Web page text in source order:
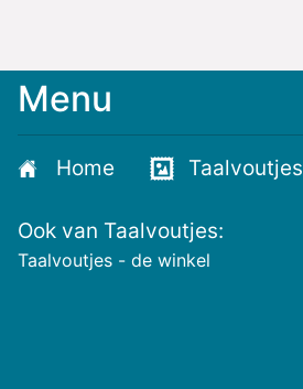
Meld
voor
nieuwste
voutjes
Menu
Home Taalvoutjes
Ook van Taalvoutjes:
Taalvoutjes - de winkel